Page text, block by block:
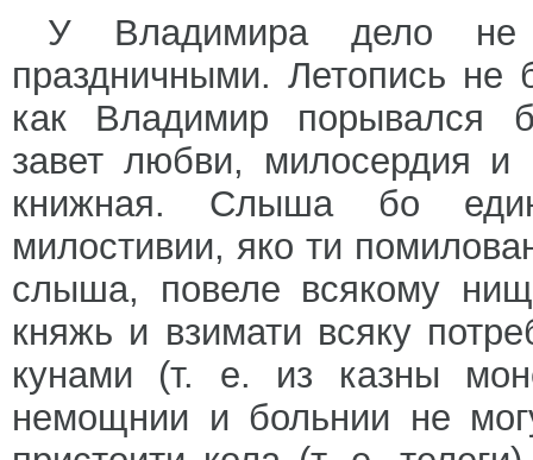
У Владимира дело не
праздничными. Летопись не
как Владимир порывался
завет любви, милосердия
книжная. Слыша бо
милостивии, яко ти
слыша, повеле всякому
княжь и взимати всяку
кунами (т. е. из казны
немощнии и больнии не